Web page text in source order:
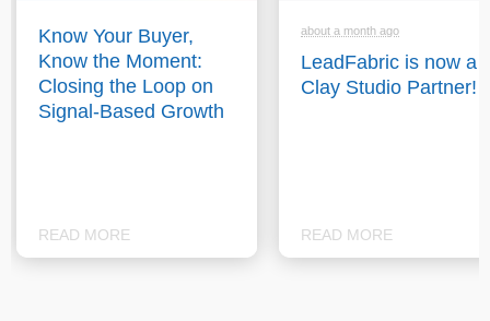
Know Your Buyer,
Know the Moment:
Closing the Loop on
Signal-Based Growth
READ MORE
about a month ago
LeadFabric is now a
Clay Studio Partner!
READ MORE